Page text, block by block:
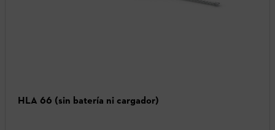
HLA 66 (sin batería ni cargador)